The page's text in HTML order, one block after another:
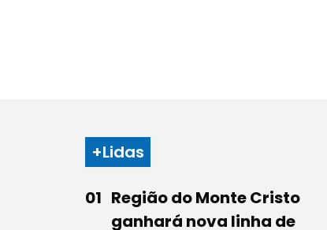
+Lidas
Região do Monte Cristo
ganhará nova linha de